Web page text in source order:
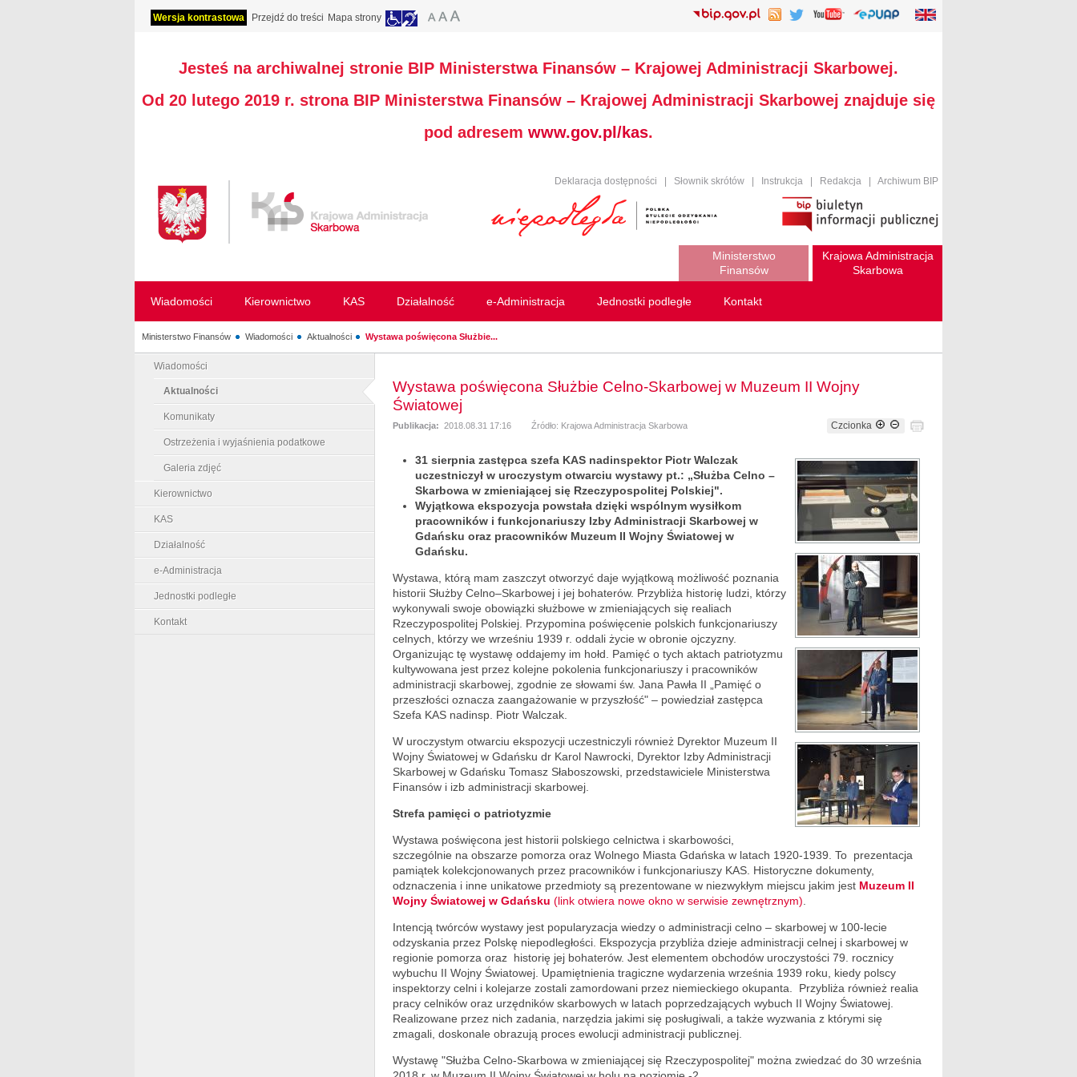
Wersja kontrastowa Przejdź do treści Mapa strony
Jesteś na archiwalnej stronie BIP Ministerstwa Finansów – Krajowej Administracji Skarbowej.
Od 20 lutego 2019 r. strona BIP Ministerstwa Finansów – Krajowej Administracji Skarbowej znajduje się
pod adresem www.gov.pl/kas.
Deklaracja dostępności Słownik skrótów Instrukcja Redakcja Archiwum BIP
Ministerstwo
Finansów
Krajowa Administracja
Skarbowa
Wiadomości Kierownictwo KAS Działalność e-Administracja Jednostki podległe Kontakt
Ministerstwo Finansów Wiadomości Aktualności Wystawa poświęcona Służbie...
Wiadomości
Aktualności
Komunikaty
Ostrzeżenia i wyjaśnienia podatkowe
Galeria zdjęć
Kierownictwo
KAS
Działalność
e-Administracja
Jednostki podległe
Kontakt
Wystawa poświęcona Służbie Celno-Skarbowej w Muzeum II Wojny
Światowej
Publikacja: 2018.08.31 17:16 Źródło: Krajowa Administracja Skarbowa Czcionka
31 sierpnia zastępca szefa KAS nadinspektor Piotr Walczak
uczestniczył w uroczystym otwarciu wystawy pt.: „Służba Celno –
Skarbowa w zmieniającej się Rzeczypospolitej Polskiej".
Wyjątkowa ekspozycja powstała dzięki wspólnym wysiłkom
pracowników i funkcjonariuszy Izby Administracji Skarbowej w
Gdańsku oraz pracowników Muzeum II Wojny Światowej w
Gdańsku.
Wystawa, którą mam zaszczyt otworzyć daje wyjątkową możliwość poznania
historii Służby Celno–Skarbowej i jej bohaterów. Przybliża historię ludzi, którzy
wykonywali swoje obowiązki służbowe w zmieniających się realiach
Rzeczypospolitej Polskiej. Przypomina poświęcenie polskich funkcjonariuszy
celnych, którzy we wrześniu 1939 r. oddali życie w obronie ojczyzny.
Organizując tę wystawę oddajemy im hołd. Pamięć o tych aktach patriotyzmu
kultywowana jest przez kolejne pokolenia funkcjonariuszy i pracowników
administracji skarbowej, zgodnie ze słowami św. Jana Pawła II „Pamięć o
przeszłości oznacza zaangażowanie w przyszłość" – powiedział zastępca
Szefa KAS nadinsp. Piotr Walczak.
W uroczystym otwarciu ekspozycji uczestniczyli również Dyrektor Muzeum II
Wojny Światowej w Gdańsku dr Karol Nawrocki, Dyrektor Izby Administracji
Skarbowej w Gdańsku Tomasz Słaboszowski, przedstawiciele Ministerstwa
Finansów i izb administracji skarbowej.
Strefa pamięci o patriotyzmie
Wystawa poświęcona jest historii polskiego celnictwa i skarbowości,
szczególnie na obszarze pomorza oraz Wolnego Miasta Gdańska w latach 1920-1939. To prezentacja
pamiątek kolekcjonowanych przez pracowników i funkcjonariuszy KAS. Historyczne dokumenty,
odznaczenia i inne unikatowe przedmioty są prezentowane w niezwykłym miejscu jakim jest Muzeum II
Wojny Światowej w Gdańsku (link otwiera nowe okno w serwisie zewnętrznym)
Intencją twórców wystawy jest popularyzacja wiedzy o administracji celno – skarbowej w 100-lecie
odzyskania przez Polskę niepodległości. Ekspozycja przybliża dzieje administracji celnej i skarbowej w
regionie pomorza oraz historię jej bohaterów. Jest elementem obchodów uroczystości 79. rocznicy
wybuchu II Wojny Światowej. Upamiętnienia tragiczne wydarzenia września 1939 roku, kiedy polscy
inspektorzy celni i kolejarze zostali zamordowani przez niemieckiego okupanta. Przybliża również realia
pracy celników oraz urzędników skarbowych w latach poprzedzających wybuch II Wojny Światowej.
Realizowane przez nich zadania, narzędzia jakimi się posługiwali, a także wyzwania z którymi się
zmagali, doskonale obrazują proces ewolucji administracji publicznej.
Wystawę "Służba Celno-Skarbowa w zmieniającej się Rzeczypospolitej" można zwiedzać do 30 września